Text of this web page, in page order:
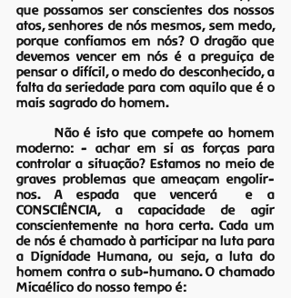
que possamos ser conscientes dos nossos
atos, senhores de nós mesmos, sem medo,
porque confiamos em nós? O dragão que
devemos vencer em nós é a preguiça de
pensar o difícil, o medo do desconhecido, a
falta da seriedade para com aquilo que é o
mais sagrado do homem.
moderno: - achar em si as forças para
controlar a situação? Estamos no meio de
graves problemas que ameaçam engolir-
nos. A espada que vencerá  e a
CONSCIÊNCIA, a capacidade de agir
conscientemente na hora certa. Cada um
de nós é chamado à participar na luta para
a Dignidade Humana, ou seja, a luta do
homem contra o sub-humano. O chamado
Micaélico do nosso tempo é: